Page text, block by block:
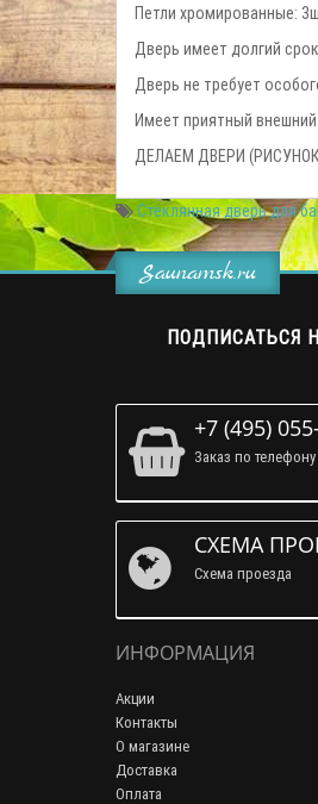
Петли хромированные:
Дверь имеет долгий
Дверь не требует
Имеет приятный
ДЕЛАЕМ ДВЕРИ
Стеклянная дверь для
Saunamsk.ru
ПОДПИСАТЬСЯ
+7 (495)
Заказ по телефону
СХЕМА
Схема проезда
ИНФОРМАЦИЯ
Акции
Контакты
О магазине
Доставка
Оплата